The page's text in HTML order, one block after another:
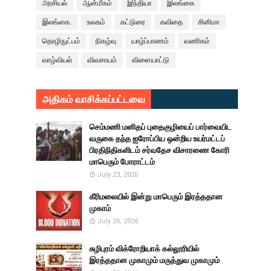
அரசியல் ஆன்மீகம் இந்தியா இலங்கை
இலங்கை. உலகம் கட்டுரை கவிதை சினிமா
தொழிநுட்பம் நிகழ்வு யாழ்ப்பாணம் வணிகம்
வாழ்வியல் விவசாயம் விளையாட்டு
அதிகம் வாசிக்கப்பட்டவை
செம்மணி மனிதப் புதைகுழியைப் பார்வையிட
வருகை தந்த ஐரோப்பிய ஒன்றிய உயர்மட்டப்
பிரதிநிதிகளிடம் சர்வதேச விசாரணை கோரி
மாபெரும் போராட்டம்
July 23, 2026
கீரிமலையில் இன்று மாபெரும் இரத்ததான
முகாம்
July 26, 2026
சுழிபுரம் விக்ரோறியாக் கல்லூரியில்
இரத்ததான முகாமும் மருத்துவ முகாமும்